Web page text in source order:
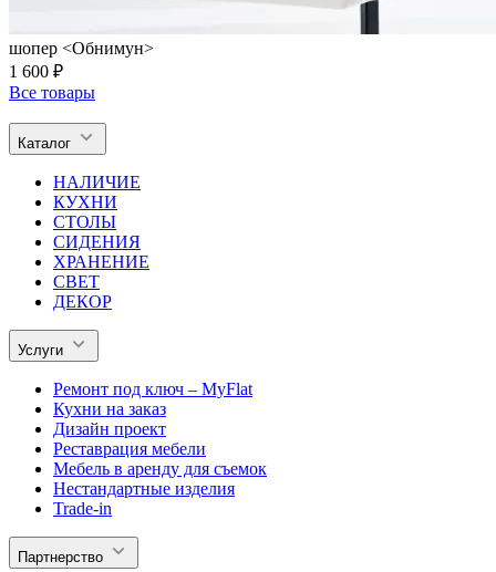
шопер <Обнимун>
1 600 ₽
Все товары
Каталог
НАЛИЧИЕ
КУХНИ
СТОЛЫ
СИДЕНИЯ
ХРАНЕНИЕ
СВЕТ
ДЕКОР
Услуги
Ремонт под ключ – MyFlat
Кухни на заказ
Дизайн проект
Реставрация мебели
Мебель в аренду для съемок
Нестандартные изделия
Trade-in
Партнерство